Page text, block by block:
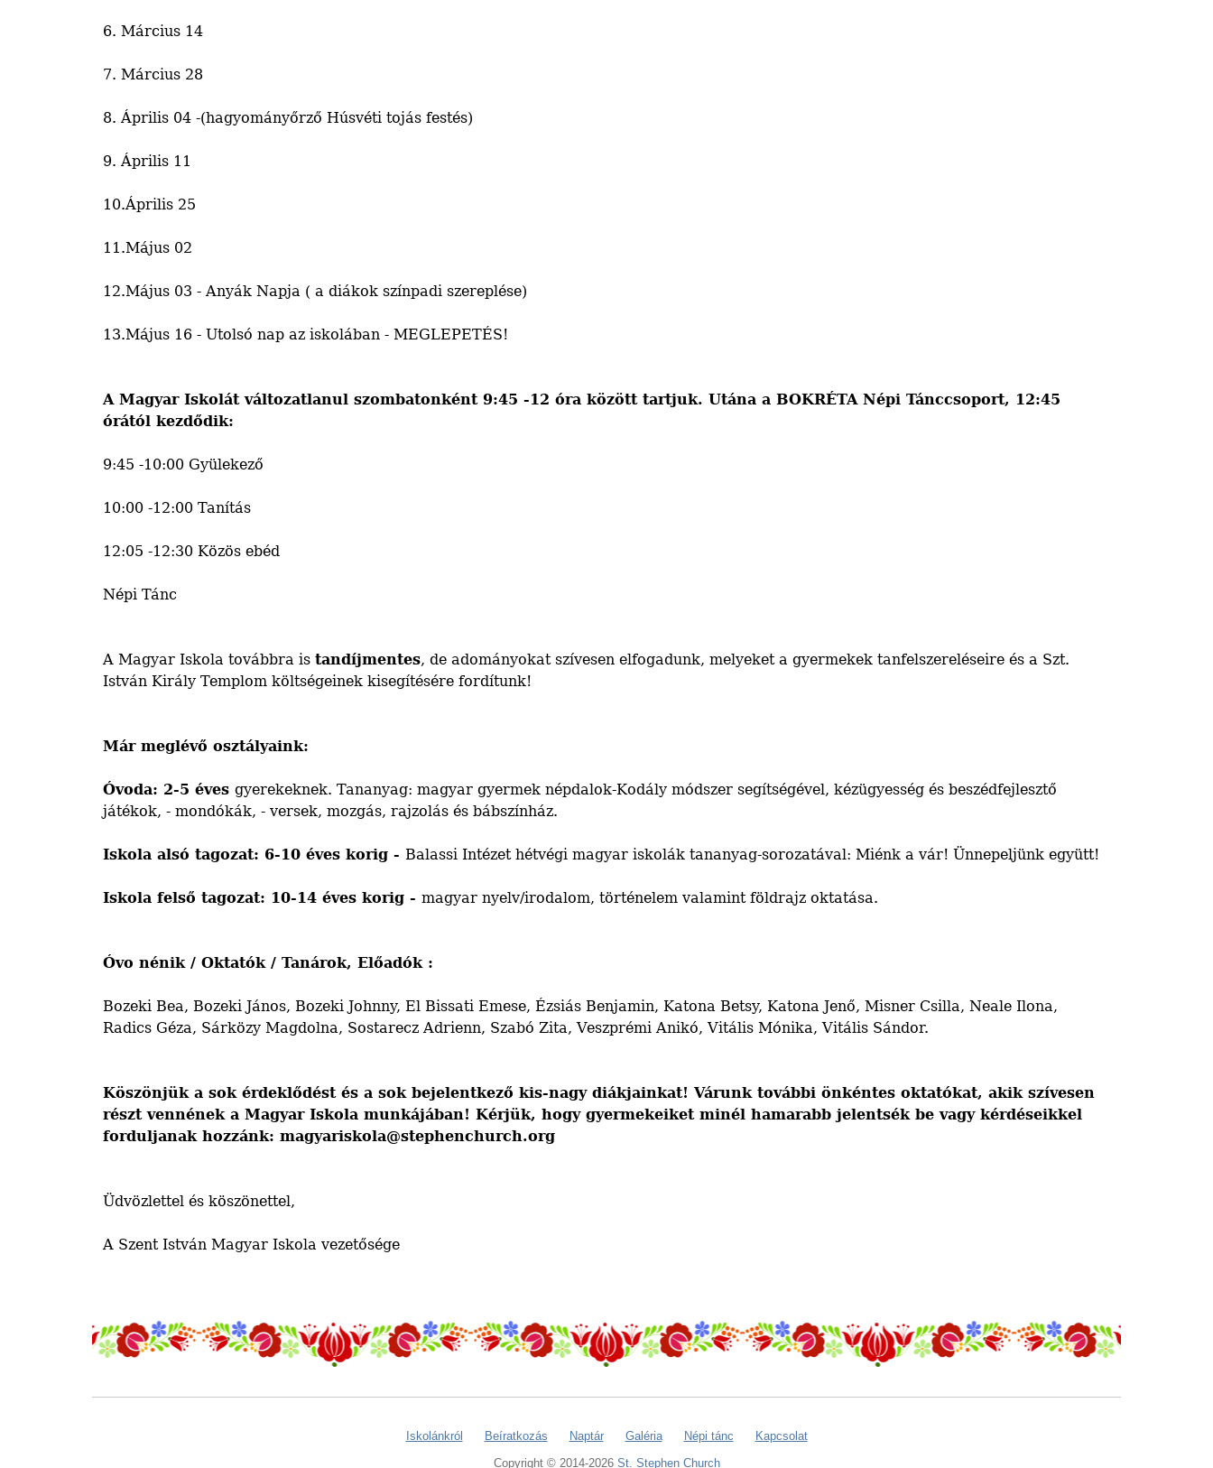
6. Március 14
7. Március 28
8. Április 04 -(hagyományőrző Húsvéti tojás festés)
9. Április 11
10.Április 25
11.Május 02
12.Május 03 - Anyák Napja ( a diákok színpadi szereplése)
13.Május 16 - Utolsó nap az iskolában - MEGLEPETÉS!
A Magyar Iskolát változatlanul szombatonként 9:45 -12 óra között tartjuk. Utána a BOKRÉTA Népi Tánccsoport, 12:45
órától kezdődik:
9:45 -10:00 Gyülekező
10:00 -12:00 Tanítás
12:05 -12:30 Közös ebéd
Népi Tánc
A Magyar Iskola továbbra is tandíjmentes, de adományokat szívesen elfogadunk, melyeket a gyermekek tanfelszereléseire és a Szt.
István Király Templom költségeinek kisegítésére fordítunk!
Már meglévő osztályaink:
Óvoda: 2-5 éves gyerekeknek. Tananyag: magyar gyermek népdalok-Kodály módszer segítségével, kézügyesség és beszédfejlesztő
játékok, - mondókák, - versek, mozgás, rajzolás és bábszínház.
Iskola alsó tagozat: 6-10 éves korig - Balassi Intézet hétvégi magyar iskolák tananyag-sorozatával: Miénk a vár! Ünnepeljünk együtt!
Iskola felső tagozat: 10-14 éves korig - magyar nyelv/irodalom, történelem valamint földrajz oktatása.
Óvo nénik / Oktatók / Tanárok, Előadók :
Bozeki Bea, Bozeki János, Bozeki Johnny, El Bissati Emese, Ézsiás Benjamin, Katona Betsy, Katona Jenő, Misner Csilla, Neale Ilona,
Radics Géza, Sárközy Magdolna, Sostarecz Adrienn, Szabó Zita, Veszprémi Anikó, Vitális Mónika, Vitális Sándor.
Köszönjük a sok érdeklődést és a sok bejelentkező kis-nagy diákjainkat! Várunk további önkéntes oktatókat, akik szívesen
részt vennének a Magyar Iskola munkájában! Kérjük, hogy gyermekeiket minél hamarabb jelentsék be vagy kérdéseikkel
forduljanak hozzánk: magyariskola@stephenchurch.org
Üdvözlettel és köszönettel,
A Szent István Magyar Iskola vezetősége
Iskolánkról Beíratkozás Naptár Galéria Népi tánc
Kapcsolat
Copyright © 2014-2026 St. Stephen Church